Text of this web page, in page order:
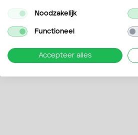
Noodzakelijk
Functioneel
Accepteer alles